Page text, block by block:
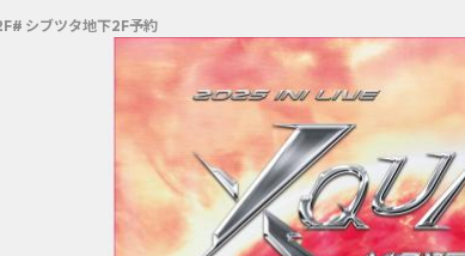
# シブツタ地下2F予約